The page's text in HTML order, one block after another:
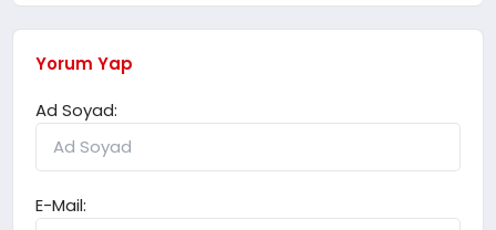
Yorum Yap
Ad Soyad:
E-Mail: